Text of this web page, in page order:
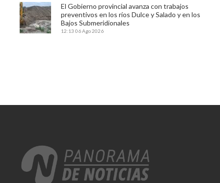
El Gobierno provincial avanza con trabajos
preventivos en los ríos Dulce y Salado y en los
Bajos Submeridionales
12:13 06 Ago 2026